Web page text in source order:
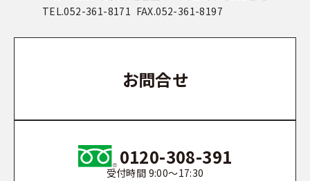
TEL.052-361-8171 FAX.052-361-8197
お問合せ
0120-308-391
受付時間 9:00〜17:30